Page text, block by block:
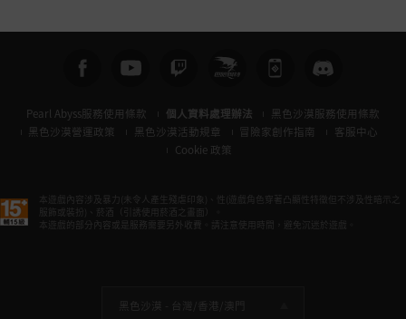
Pearl Abyss服務使用條款 個人資料處理辦法
黑色沙漠服務使用條款
黑色沙漠營運政策
黑色沙漠活動規章 冒險家創作指南
客服中心
Cookie 政策
本遊戲內容涉及暴力(未令人產生殘虐印象)、性(遊戲角色穿著凸顯性特徵但不涉及性暗示之
服飾或裝扮)、菸酒（引誘使用菸酒之畫面）。
本遊戲的部分內容或是服務需要另外收費。請注意使用時間，避免沉迷於遊戲。
黑色沙漠 - 台灣/香港/澳門